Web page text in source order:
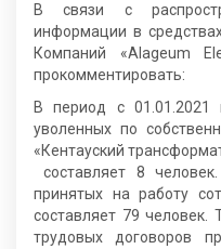
В связи с
информации в
Компаний «Alageum
прокомментировать:
В период с 01.01.2021
уволенных по
«Кентауский
составляет 8
принятых на работу
составляет 79 человек.
трудовых договоров